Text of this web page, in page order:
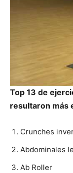
Top 13 de
resultaron más
Crunches
Abdominales
Ab Roller